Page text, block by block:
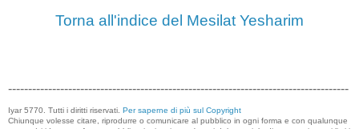
Torna all'indice del Mesilat Yesharim
-------------------------------------------------------------------------------------
Iyar 5770. Tutti i diritti riservati. Per saperne di più sul Copyright
Chiunque volesse citare, riprodurre o comunicare al pubblico in ogni forma e con qualunque